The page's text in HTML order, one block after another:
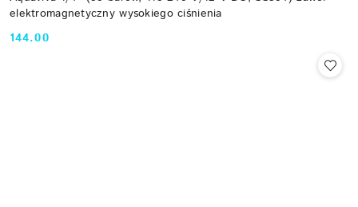
elektromagnetyczny wysokiego ciśnienia
Cena:
144.00